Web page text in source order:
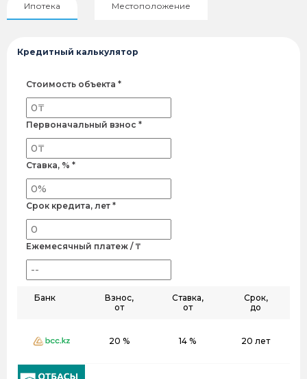
Ипотека Местоположение
Кредитный калькулятор
Стоимость объекта *
Первоначальный взнос *
Ставка, % *
Срок кредита, лет *
Ежемесячный платеж / ₸
Банк
Взнос,
от
Ставка,
от
Срок,
до
20 % 14 % 20 лет